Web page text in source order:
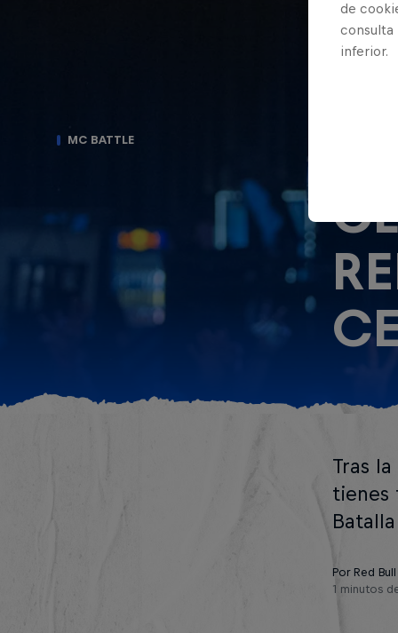
MC BATTLE
Tras
tienes
Por Red Bull
1 minutos
de
inferior.